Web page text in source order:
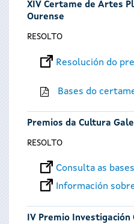
XIV Certame de Artes
Ourense
RESOLTO
Resolución do
Bases do
Premios da Cultura
RESOLTO
Consulta as
Información
IV Premio Investigación